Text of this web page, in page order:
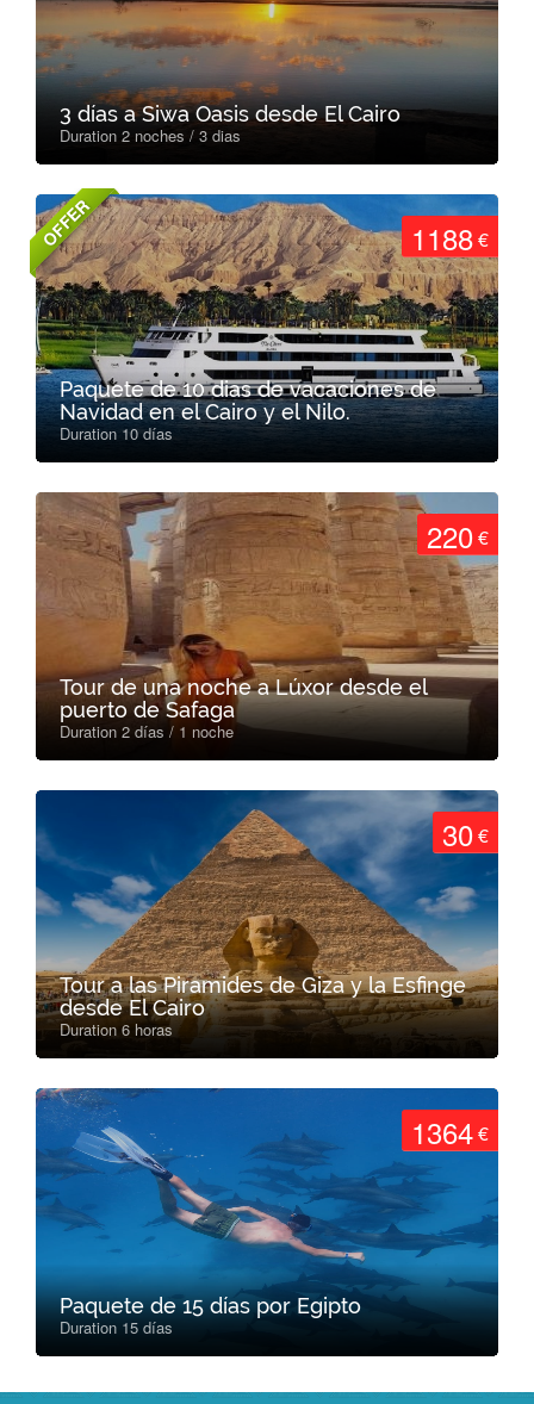
3 días a Siwa Oasis desde El Cairo
Duration 2 noches / 3 dias
OFFER 1188€
Paquete de 10 dias de vacaciones de
Navidad en el Cairo y el Nilo.
Duration 10 días
220€
Tour de una noche a Lúxor desde el
puerto de Safaga
Duration 2 días / 1 noche
30€
Tour a las Piramides de Giza y la Esfinge
desde El Cairo
Duration 6 horas
1364€
Paquete de 15 días por Egipto
Duration 15 días